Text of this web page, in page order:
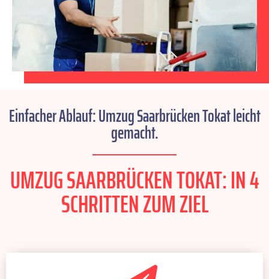
Einfacher Ablauf: Umzug Saarbrücken Tokat leicht
gemacht.
UMZUG SAARBRÜCKEN TOKAT: IN 4
SCHRITTEN ZUM ZIEL